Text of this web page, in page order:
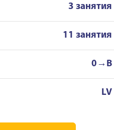
3 занятия
11 занятия
0→B
LV